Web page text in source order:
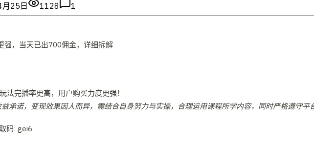
25日 1128 1
法完播率更高，用户购买力度更强！
承诺，变现效果因人而异，需结合自身努力与实操，合理运用课程所学内容，同时严格遵守平
码: gei6